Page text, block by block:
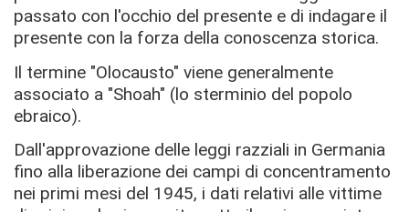
passato con l'occhio del presente e di indagare il
presente con la forza della conoscenza storica.
Il termine "Olocausto" viene generalmente
associato a "Shoah" (lo sterminio del popolo
ebraico).
Dall'approvazione delle leggi razziali in Germania
fino alla liberazione dei campi di concentramento
nei primi mesi del 1945, i dati relativi alle vittime